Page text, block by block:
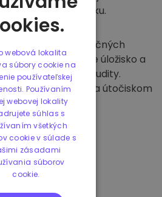
peňaženku.
a ich finančných
bezpečné offline úložisko a
bezpečnostné audity.
je naša platforma útočiskom
webová lokalita
súbory cookie na
používateľskej
Používaním
webovej lokality
súhlas s
všetkých
cookie v súlade s
zásadami
súborov
cookie.